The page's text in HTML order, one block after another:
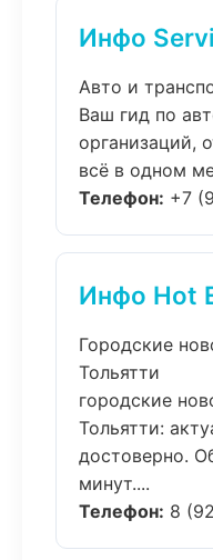
Инфо
Авто и
Ваш гид по
организаций,
всё в одном
Телефон: +7
Инфо Hot
Городские
Тольятти
городские
Тольятти:
достоверно.
минут....
Телефон: 8